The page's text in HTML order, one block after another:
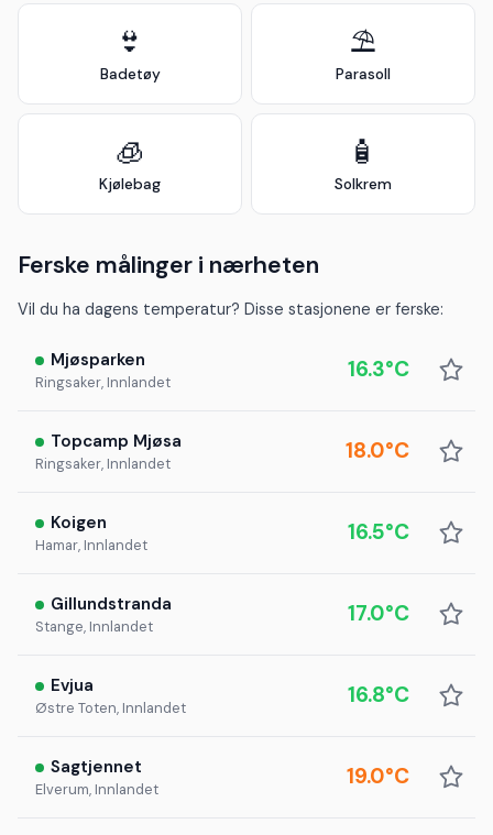
👙
Badetøy
⛱️
Parasoll
🧊
Kjølebag
🧴
Solkrem
Ferske målinger i nærheten
Vil du ha dagens temperatur? Disse stasjonene er ferske:
Mjøsparken
Ringsaker, Innlandet 16.3°C
Topcamp Mjøsa
Ringsaker, Innlandet 18.0°C
Koigen
Hamar, Innlandet 16.5°C
Gillundstranda
Stange, Innlandet 17.0°C
Evjua
Østre Toten, Innlandet 16.8°C
Sagtjennet
Elverum, Innlandet 19.0°C